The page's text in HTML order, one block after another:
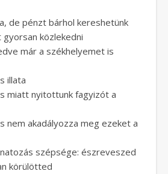
de pénzt bárhol kereshetünk
közlekedni
már a székhelyemet is
illata
miatt nyitottunk fagyizót a
nem akadályozza meg ezeket a
szépsége: észreveszed
körülötted